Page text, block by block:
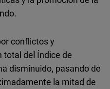
conflictos y
total del Índice de
disminuido, pasando de
la mitad de